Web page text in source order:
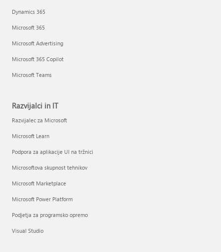
Dynamics 365
Microsoft 365
Microsoft Advertising
Microsoft 365 Copilot
Microsoft Teams
Razvijalci in IT
Razvijalec za Microsoft
Microsoft Learn
Podpora za aplikacije UI na tržnici
Microsoftova skupnost tehnikov
Microsoft Marketplace
Microsoft Power Platform
Podjetja za programsko opremo
Visual Studio